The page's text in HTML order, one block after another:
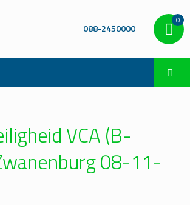
088-2450000
0
VCA (B-
08-11-